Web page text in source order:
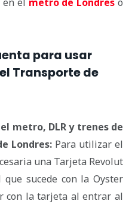
para usar
Transporte de
metro, DLR y trenes de
Londres:Para utilizar el
una Tarjeta Revolut
sucede con la Oyster
con la tarjeta al entrar al